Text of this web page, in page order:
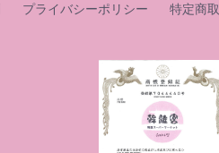
プライバシーポリシー 特定商